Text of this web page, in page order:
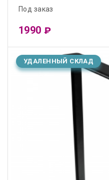
Под заказ
1990₽
УДАЛЕННЫЙ СКЛАД